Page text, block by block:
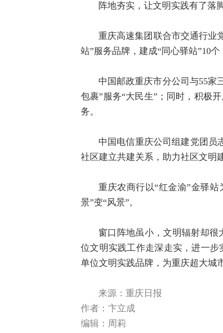
阵地夯实，让文明实践有了落
重庆高速集团联合市交通行业
站”服务品牌，建成“同心驿站”10
中国邮政重庆市分公司与55家
包裹”服务“大民生”；同时，积极
务。
中国电信重庆公司组建党团员
社区建立共建关系，助力社区文明
重庆农商行以“红金渝”金驿
景”变“风景”。
窗口阵地虽小，文明辐射却
位文明实践工作走深走实，进一
单位文明实践品牌，为重庆超大城
来源：重庆日报
作者：卞立成
编辑：周莉